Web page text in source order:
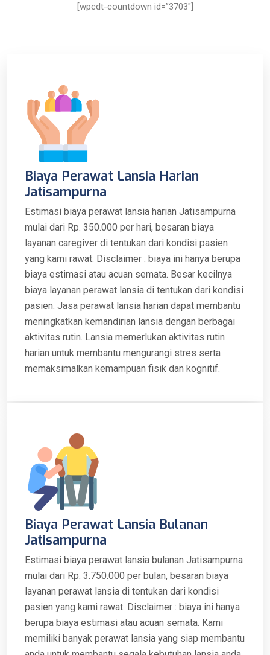
[wpcdt-countdown id=”3703″]
Biaya Perawat Lansia Harian
Jatisampurna
Estimasi biaya perawat lansia harian Jatisampurna
mulai dari Rp. 350.000 per hari, besaran biaya
layanan caregiver di tentukan dari kondisi pasien
yang kami rawat. Disclaimer : biaya ini hanya berupa
biaya estimasi atau acuan semata. Besar kecilnya
biaya layanan perawat lansia di tentukan dari kondisi
pasien. Jasa perawat lansia harian dapat membantu
meningkatkan kemandirian lansia dengan berbagai
aktivitas rutin. Lansia memerlukan aktivitas rutin
harian untuk membantu mengurangi stres serta
memaksimalkan kemampuan fisik dan kognitif.
Biaya Perawat Lansia Bulanan
Jatisampurna
Estimasi biaya perawat lansia bulanan Jatisampurna
mulai dari Rp. 3.750.000 per bulan, besaran biaya
layanan perawat lansia di tentukan dari kondisi
pasien yang kami rawat. Disclaimer : biaya ini hanya
berupa biaya estimasi atau acuan semata. Kami
memiliki banyak perawat lansia yang siap membantu